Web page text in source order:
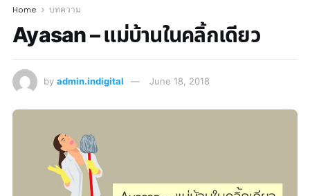
Home บทความ
Ayasan – แม่บ้านในคลิ้กเดียว
by admin.indigital June 18, 2018